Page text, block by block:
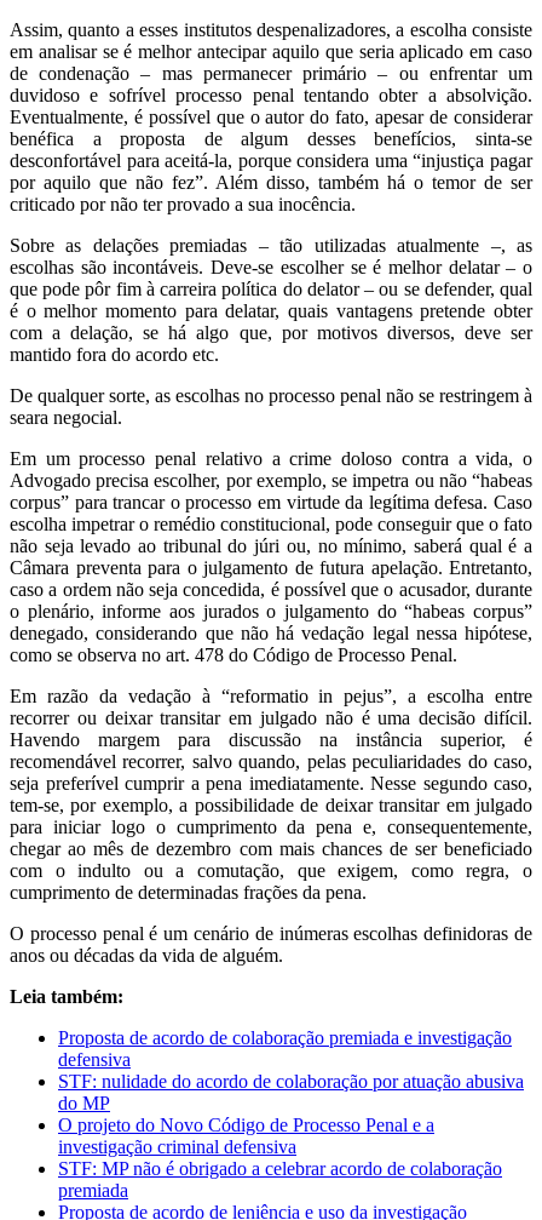
Assim, quanto a esses institutos despenalizadores, a escolha consiste
em analisar se é melhor antecipar aquilo que seria aplicado em caso
de condenação – mas permanecer primário – ou enfrentar um
duvidoso e sofrível processo penal tentando obter a absolvição.
Eventualmente, é possível que o autor do fato, apesar de considerar
benéfica a proposta de algum desses benefícios, sinta-se
desconfortável para aceitá-la, porque considera uma “injustiça pagar
por aquilo que não fez”. Além disso, também há o temor de ser
criticado por não ter provado a sua inocência.
Sobre as delações premiadas – tão utilizadas atualmente –, as
escolhas são incontáveis. Deve-se escolher se é melhor delatar – o
que pode pôr fim à carreira política do delator – ou se defender, qual
é o melhor momento para delatar, quais vantagens pretende obter
com a delação, se há algo que, por motivos diversos, deve ser
mantido fora do acordo etc.
De qualquer sorte, as escolhas no processo penal não se restringem à
seara negocial.
Em um processo penal relativo a crime doloso contra a vida, o
Advogado precisa escolher, por exemplo, se impetra ou não “habeas
corpus” para trancar o processo em virtude da legítima defesa. Caso
escolha impetrar o remédio constitucional, pode conseguir que o fato
não seja levado ao tribunal do júri ou, no mínimo, saberá qual é a
Câmara preventa para o julgamento de futura apelação. Entretanto,
caso a ordem não seja concedida, é possível que o acusador, durante
o plenário, informe aos jurados o julgamento do “habeas corpus”
denegado, considerando que não há vedação legal nessa hipótese,
como se observa no art. 478 do Código de Processo Penal.
Em razão da vedação à “reformatio in pejus”, a escolha entre
recorrer ou deixar transitar em julgado não é uma decisão difícil.
Havendo margem para discussão na instância superior, é
recomendável recorrer, salvo quando, pelas peculiaridades do caso,
seja preferível cumprir a pena imediatamente. Nesse segundo caso,
tem-se, por exemplo, a possibilidade de deixar transitar em julgado
para iniciar logo o cumprimento da pena e, consequentemente,
chegar ao mês de dezembro com mais chances de ser beneficiado
com o indulto ou a comutação, que exigem, como regra, o
cumprimento de determinadas frações da pena.
O processo penal é um cenário de inúmeras escolhas definidoras de
anos ou décadas da vida de alguém.
Leia também:
Proposta de acordo de colaboração premiada e investigação
defensiva
STF: nulidade do acordo de colaboração por atuação abusiva
do MP
O projeto do Novo Código de Processo Penal e a
investigação criminal defensiva
STF: MP não é obrigado a celebrar acordo de colaboração
premiada
Proposta de acordo de leniência e uso da investigação